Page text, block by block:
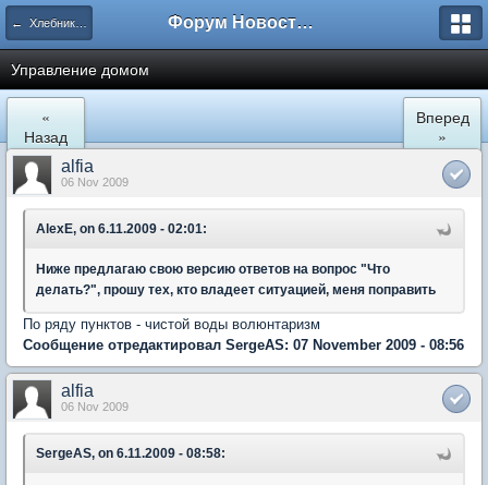
← Хлебниково Форум Новостройки
Управление домом
«
Назад
Вперед
»
alfia
06 Nov 2009
AlexE, on 6.11.2009 - 02:01:
Ниже предлагаю свою версию ответов на вопрос "Что
делать?", прошу тех, кто владеет ситуацией, меня поправить
По ряду пунктов - чистой воды волюнтаризм
Сообщение отредактировал SergeAS: 07 November 2009 - 08:56
alfia
06 Nov 2009
SergeAS, on 6.11.2009 - 08:58: